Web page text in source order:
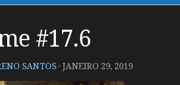
#17.6
SANTOS · JANEIRO 29, 2019